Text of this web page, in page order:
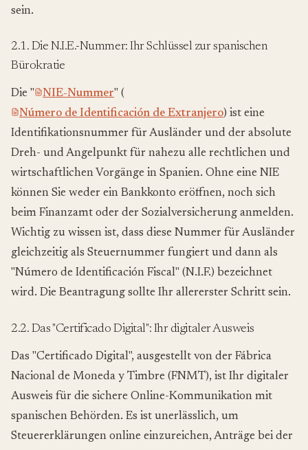
sein.
2.1. Die N.I.E.-Nummer: Ihr Schlüssel zur spanischen
Bürokratie
Die " NIE-Nummer" (
Número de Identificación de Extranjero) ist eine
Identifikationsnummer für Ausländer und der absolute
Dreh- und Angelpunkt für nahezu alle rechtlichen und
wirtschaftlichen Vorgänge in Spanien. Ohne eine NIE
können Sie weder ein Bankkonto eröffnen, noch sich
beim Finanzamt oder der Sozialversicherung anmelden.
Wichtig zu wissen ist, dass diese Nummer für Ausländer
gleichzeitig als Steuernummer fungiert und dann als
"Número de Identificación Fiscal" (N.I.F.) bezeichnet
wird. Die Beantragung sollte Ihr allererster Schritt sein.
2.2. Das "Certificado Digital": Ihr digitaler Ausweis
Das "Certificado Digital", ausgestellt von der Fábrica
Nacional de Moneda y Timbre (FNMT), ist Ihr digitaler
Ausweis für die sichere Online-Kommunikation mit
spanischen Behörden. Es ist unerlässlich, um
Steuererklärungen online einzureichen, Anträge bei der